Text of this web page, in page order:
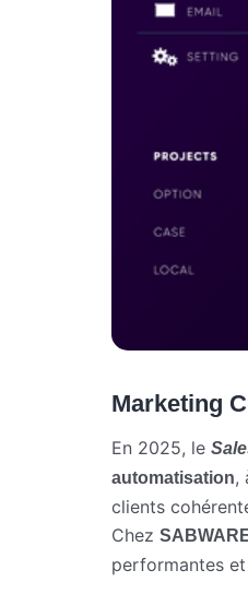
Marketing
En 2025, le
automatisation,
clients
Chez
performantes